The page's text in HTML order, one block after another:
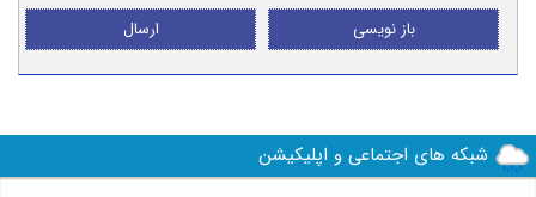
ارسال باز نویسی
شبکه های اجتماعی و اپلیکیشن